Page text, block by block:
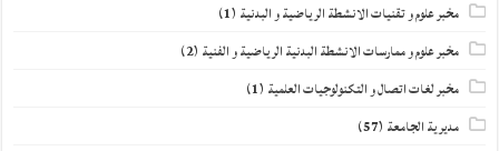
مخبر علوم و تقنيات الانشطة الرياضية و البدنية (1)
مخبر علوم و ممارسات الانشطة البدنية الرياضية و الفنية (2)
مخبر لغات اتصال و التكنولوجيات العلمية (1)
مديرية الجامعة (57)